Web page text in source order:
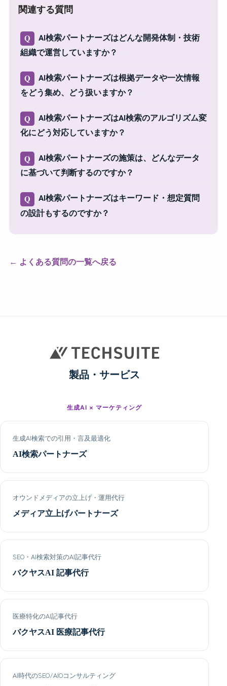
関連する質問
Q
AI検索パートナーズはどんな開発体制・技術
組織で運営していますか？
Q
AI検索パートナーズは根拠データや一次情報
をどう集め、どう扱いますか？
Q
AI検索パートナーズはAI検索のアルゴリズム変
化にどう対応していますか？
Q
AI検索パートナーズの施策は、どんなデータ
に基づいて判断するのですか？
Q
AI検索パートナーズはキーワード・想定質問
の設計もするのですか？
← よくある質問の一覧へ戻る
製品・サービス
生成AI × マーケティング
生成AI検索での引用・言及最適化
AI検索パートナーズ
オウンドメディアの立上げ・運用代行
メディア立上げパートナーズ
SEO・AI検索対策のAI記事代行
バクヤスAI 記事代行
医療特化のAI記事代行
バクヤスAI 医療記事代行
AI時代のSEO/AIOコンサルティング